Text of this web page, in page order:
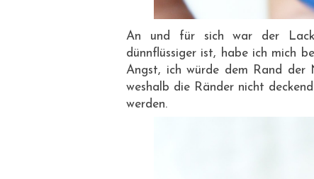
An und für sich war der
dünnflüssiger ist, habe ich mich
Angst, ich würde dem Rand der
weshalb die Ränder nicht
werden.